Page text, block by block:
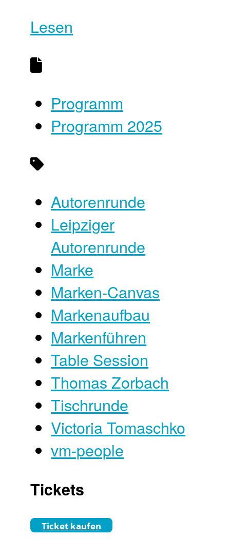
Lesen
Programm
Programm 2025
Autorenrunde
Leipziger
Autorenrunde
Marke
Marken-Canvas
Markenaufbau
Markenführen
Table Session
Thomas Zorbach
Tischrunde
Victoria Tomaschko
vm-people
Tickets
Ticket kaufen